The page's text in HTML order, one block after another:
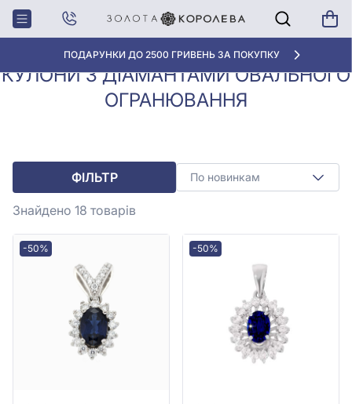
«КРАЩА ЦІНА» ВІД 5945 ГРН/ГРАМ
Головна
Кулони, Підвіски з
діамантами
Кулони з діамантами
овального огранювання
КУЛОНИ З ДІАМАНТАМИ ОВАЛЬНОГО
ОГРАНЮВАННЯ
ФІЛЬТР По новинкам
Знайдено 18 товарів
-50% -50%